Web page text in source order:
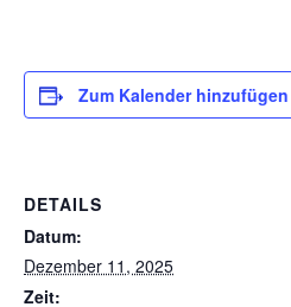
Zum Kalender hinzufügen
DETAILS
Datum:
Dezember 11, 2025
Zeit: